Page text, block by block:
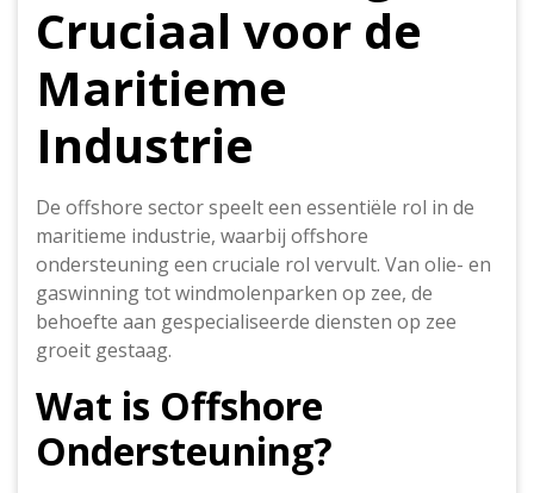
Cruciaal voor de
Maritieme
Industrie
De offshore sector speelt een essentiële rol in de
maritieme industrie, waarbij offshore
ondersteuning een cruciale rol vervult. Van olie- en
gaswinning tot windmolenparken op zee, de
behoefte aan gespecialiseerde diensten op zee
groeit gestaag.
Wat is Offshore
Ondersteuning?